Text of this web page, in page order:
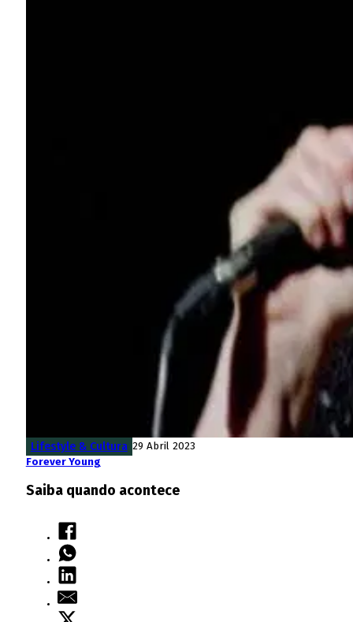
Lifestyle & Cultura 29 Abril 2023
Forever Young
Saiba quando acontece